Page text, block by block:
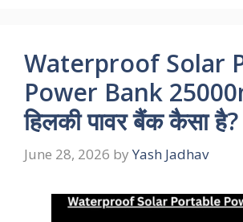
Waterproof Solar
Power Bank
हिलकी पावर बैंक कैसा है?
June 28, 2026 by Yash Jadhav